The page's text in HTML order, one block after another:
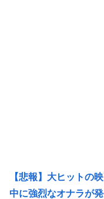
【悲報】大ヒットの
中に強烈なオナラが